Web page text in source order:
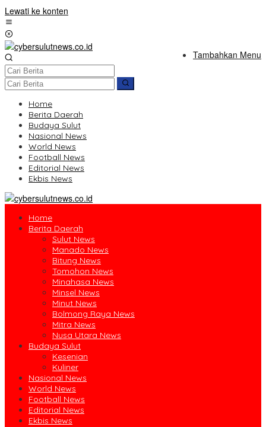
Lewati ke konten
Tambahkan Menu
Home
Berita Daerah
Budaya Sulut
Nasional News
World News
Football News
Editorial News
Ekbis News
Home
Berita Daerah
Sulut News
Manado News
Bitung News
Tomohon News
Minahasa News
Minsel News
Minut News
Bolmong Raya News
Mitra News
Nusa Utara News
Budaya Sulut
Kesenian
Kuliner
Nasional News
World News
Football News
Editorial News
Ekbis News